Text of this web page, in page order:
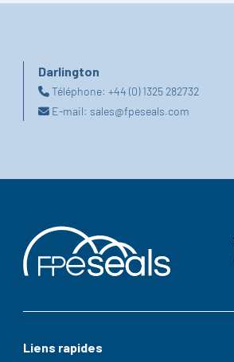
Darlington
Téléphone:+44 (0) 1325 282732
E-mail: sales@fpeseals.com
Liens rapides